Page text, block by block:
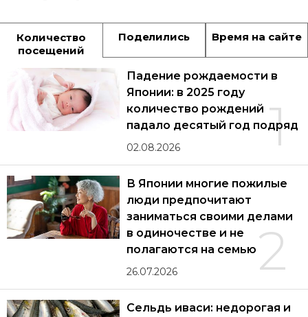
Количество
посещений
Поделились Время на сайте
1
Падение рождаемости в
Японии: в 2025 году
количество рождений
падало десятый год подряд
02.08.2026
2
В Японии многие пожилые
люди предпочитают
заниматься своими делами
в одиночестве и не
полагаются на семью
26.07.2026
Сельдь иваси: недорогая и